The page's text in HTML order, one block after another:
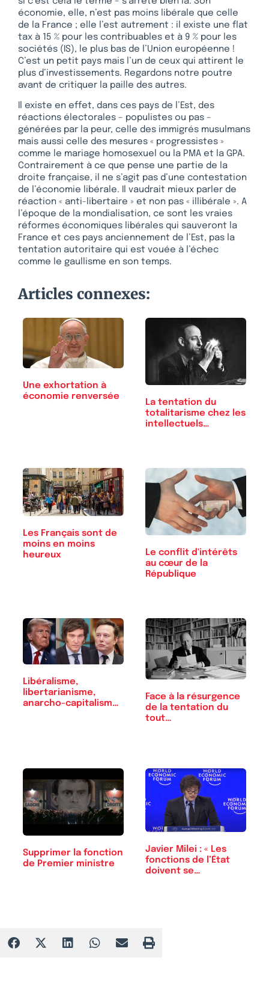
économie, elle, n’est pas moins libérale que celle
de la France ; elle l’est autrement : il existe une flat
tax à 15 % pour les contribuables et à 9 % pour les
sociétés (IS), le plus bas de l’Union européenne !
C’est un petit pays mais l’un de ceux qui attirent le
plus d’investissements. Regardons notre poutre
avant de critiquer la paille des autres.
Il existe en effet, dans ces pays de l’Est, des
réactions électorales – populistes ou pas –
générées par la peur, celle des immigrés musulmans
mais aussi celle des mesures « progressistes »
comme le mariage homosexuel ou la PMA et la GPA.
Contrairement à ce que pense une partie de la
droite française, il ne s’agit pas d’une contestation
de l’économie libérale. Il vaudrait mieux parler de
réaction « anti-libertaire » et non pas « illibérale ». A
l’époque de la mondialisation, ce sont les vraies
réformes économiques libérales qui sauveront la
France et ces pays anciennement de l’Est, pas la
tentation autoritaire qui est vouée à l’échec
comme le gaullisme en son temps.
Articles connexes:
Une exhortation à
économie renversée
La tentation du
totalitarisme chez les
intellectuels…
Les Français sont de
moins en moins
heureux
Le conflit d'intérêts
au cœur de la
République
Libéralisme,
libertarianisme,
anarcho-capitalisme :
Face à la résurgence
de la tentation du
tout…
Supprimer la fonction
de Premier ministre
Javier Milei : « Les
fonctions de l’État
doivent se…